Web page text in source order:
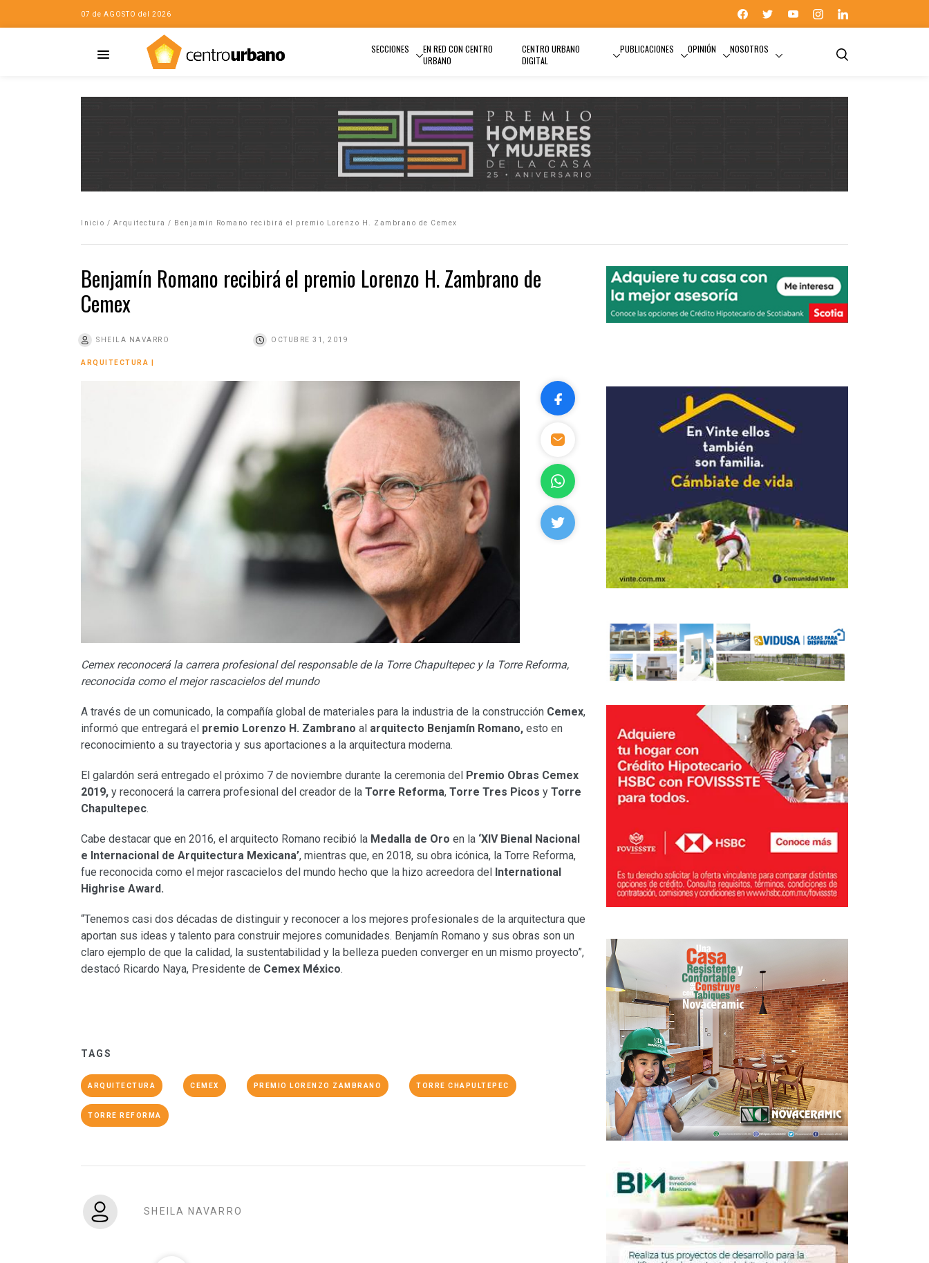
07 de AGOSTO del 2026
SECCIONES
EN RED CON CENTRO
URBANO
CENTRO URBANO
DIGITAL
PUBLICACIONES OPINIÓN NOSOTROS
Inicio / Arquitectura / Benjamín Romano recibirá el premio Lorenzo H. Zambrano de Cemex
Benjamín Romano recibirá el premio Lorenzo H. Zambrano de
Cemex
SHEILA NAVARRO OCTUBRE 31, 2019
ARQUITECTURA
Cemex reconocerá la carrera profesional del responsable de la Torre Chapultepec y la Torre Reforma,
reconocida como el mejor rascacielos del mundo
A través de un comunicado, la compañía global de materiales para la industria de la construcción Cemex,
informó que entregará el premio Lorenzo H. Zambrano al arquitecto Benjamín Romano, esto en
reconocimiento a su trayectoria y sus aportaciones a la arquitectura moderna.
El galardón será entregado el próximo 7 de noviembre durante la ceremonia del Premio Obras Cemex
2019, y reconocerá la carrera profesional del creador de la Torre Reforma, Torre Tres Picos y Torre
Chapultepec.
Cabe destacar que en 2016, el arquitecto Romano recibió la Medalla de Oro en la ‘XIV Bienal Nacional
e Internacional de Arquitectura Mexicana’, mientras que, en 2018, su obra icónica, la Torre Reforma,
fue reconocida como el mejor rascacielos del mundo hecho que la hizo acreedora del International
Highrise Award.
“Tenemos casi dos décadas de distinguir y reconocer a los mejores profesionales de la arquitectura que
aportan sus ideas y talento para construir mejores comunidades. Benjamín Romano y sus obras son un
claro ejemplo de que la calidad, la sustentabilidad y la belleza pueden converger en un mismo proyecto”,
destacó Ricardo Naya, Presidente de Cemex México.
TAGS
ARQUITECTURA CEMEX PREMIO LORENZO ZAMBRANO TORRE CHAPULTEPEC
TORRE REFORMA
SHEILA NAVARRO